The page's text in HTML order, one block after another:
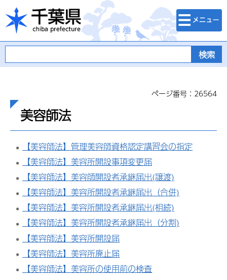
千葉県
検索・メニュ
ー
ページ番号：26564
美容師法
【美容師法】管理美容師資格認定講習会の指定
【美容師法】美容所開設事項変更届
【美容師法】美容師開設者承継届出(譲渡)
【美容師法】美容所開設者承継届出（合併)
【美容師法】美容所開設者承継届出(相続)
【美容師法】美容所開設者承継届出（分割)
【美容師法】美容所開設届
【美容師法】美容所廃止届
【美容師法】美容所の使用前の検査